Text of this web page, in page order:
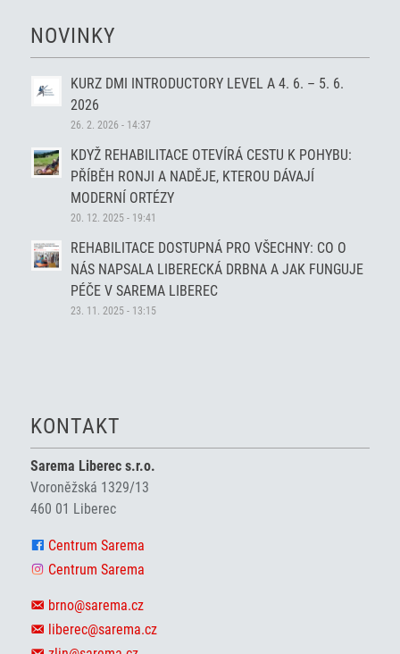
NOVINKY
KURZ DMI INTRODUCTORY LEVEL A 4. 6. – 5. 6.
2026
26. 2. 2026 - 14:37
KDYŽ REHABILITACE OTEVÍRÁ CESTU K POHYBU:
PŘÍBĚH RONJI A NADĚJE, KTEROU DÁVAJÍ
MODERNÍ ORTÉZY
20. 12. 2025 - 19:41
REHABILITACE DOSTUPNÁ PRO VŠECHNY: CO O
NÁS NAPSALA LIBERECKÁ DRBNA A JAK FUNGUJE
PÉČE V SAREMA LIBEREC
23. 11. 2025 - 13:15
KONTAKT
Sarema Liberec s.r.o.
Voroněžská 1329/13
460 01 Liberec
Centrum Sarema
Centrum Sarema
brno@sarema.cz
liberec@sarema.cz